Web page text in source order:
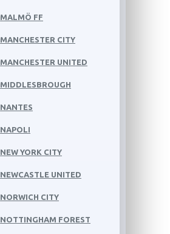
MALMÖ FF
MANCHESTER CITY
MANCHESTER UNITED
MIDDLESBROUGH
NANTES
NAPOLI
NEW YORK CITY
NEWCASTLE UNITED
NORWICH CITY
NOTTINGHAM FOREST